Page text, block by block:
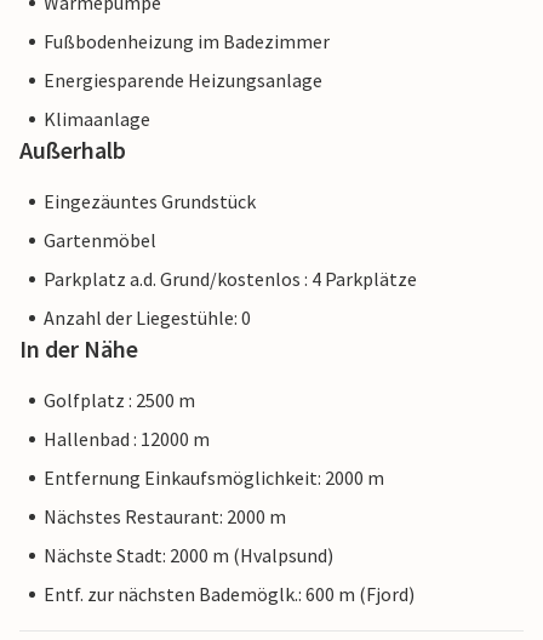
Fußbodenheizung im Badezimmer
Energiesparende Heizungsanlage
Klimaanlage
Außerhalb
Eingezäuntes Grundstück
Gartenmöbel
Parkplatz a.d. Grund/kostenlos : 4 Parkplätze
Anzahl der Liegestühle: 0
In der Nähe
Golfplatz : 2500 m
Hallenbad : 12000 m
Entfernung Einkaufsmöglichkeit: 2000 m
Nächstes Restaurant: 2000 m
Nächste Stadt: 2000 m (Hvalpsund)
Entf. zur nächsten Bademöglk.: 600 m (Fjord)